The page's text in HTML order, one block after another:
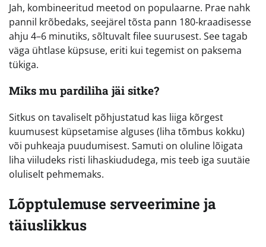
Jah, kombineeritud meetod on populaarne. Prae nahk
pannil krõbedaks, seejärel tõsta pann 180-kraadisesse
ahju 4–6 minutiks, sõltuvalt filee suurusest. See tagab
väga ühtlase küpsuse, eriti kui tegemist on paksema
tükiga.
Miks mu pardiliha jäi sitke?
Sitkus on tavaliselt põhjustatud kas liiga kõrgest
kuumusest küpsetamise alguses (liha tõmbus kokku)
või puhkeaja puudumisest. Samuti on oluline lõigata
liha viiludeks risti lihaskiududega, mis teeb iga suutäie
oluliselt pehmemaks.
Lõpptulemuse serveerimine ja
täiuslikkus